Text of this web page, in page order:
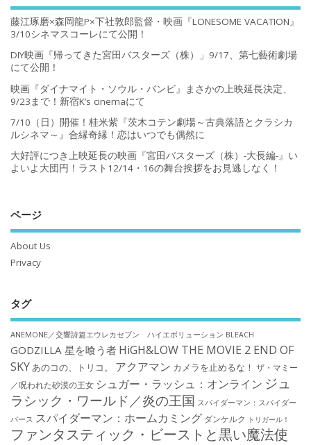
藤江琢磨×森岡龍P×下社敦郎監督・映画『LONESOME VACATION』
3/10シネマスコーレにて公開！
DIY映画『帰ってきた宮田バスターズ（株）」9/17、第七藝術劇場
にて公開！
映画『ダイナマイト・ソウル・バンビ』まさかの上映延長決定、
9/23まで！新宿K’s cinemaにて
7/10（日）開催！桂米紫『茨木コテン劇場～古典落語とクラシカ
ルシネマ～』合縁奇縁！恋はいつでも偶然に
大好評につき上映延長の映画『宮田バスターズ（株）-大長編-』い
よいよ大団円！ラスト12/14・16の舞台挨拶をお見逃しなく！
ページ
About Us
Privacy
タグ
ANEMONE／交響詩篇エウレカセブン ハイエボリューション BLEACH
GODZILLA 星を喰う者 HiGH&LOW THE MOVIE 2 END OF
SKYあのコの、トリコ。 アクアマン カメラを止めるな！ ザ・マミー
／呪われた砂漠の王女 シュガー・ラッシュ：オンライン ジュ
ラシック・ワールド／炎の王国 スパイダーマン：スパイダー
バース スパイダーマン：ホームカミング ダンケルク トリガール！
ファンタスティック・ビーストと黒い魔法使